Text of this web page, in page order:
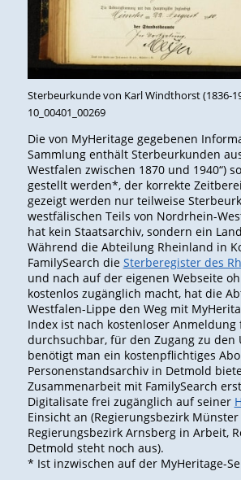
Sterbeurkunde von Karl Windthorst (1836-
10_00401_00269
Die von MyHeritage gegebenen
Sammlung enthält Sterbeurkunden
Westfalen zwischen 1870 und 1940“)
gestellt werden*, der korrekte
gezeigt werden nur teilweise
westfälischen Teils von Nordrhein-
hat kein Staatsarchiv, sondern ein
Während die Abteilung Rheinland in
FamilySearch die Sterberegister des
und nach auf der eigenen Webseite
kostenlos zugänglich macht, hat die
Westfalen-Lippe den Weg mit
Index ist nach kostenloser Anmeldung
durchsuchbar, für den Zugang zu
benötigt man ein kostenpflichtiges
Personenstandsarchiv in Detmold
Zusammenarbeit mit FamilySearch
Digitalisate frei zugänglich auf seiner
Einsicht an (Regierungsbezirk
Regierungsbezirk Arnsberg in Arbeit,
Detmold steht noch aus).
* Ist inzwischen auf der MyHeritage-